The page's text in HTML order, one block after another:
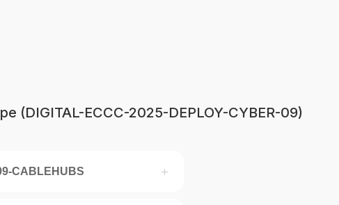
(DIGITAL-ECCC-2025-DEPLOY-CYBER-09)
CABLEHUBS